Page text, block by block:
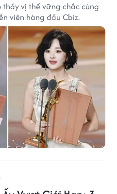
thấy vị thế vững chắc cùng
viên hàng đầu Cbiz.